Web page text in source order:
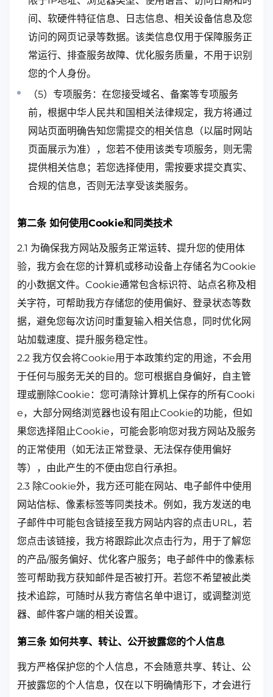
间、软硬件特征信息、日志信息、相关设备信息及您
访问的网页记录等数据。该类信息仅用于保障服务正
常运行、排查服务故障、优化服务质量，不用于识别
您的个人身份。
（5）专项服务：在您接受域名、备案等专项服务
前，根据中华人民共和国相关法律规定，我方将通过
网站页面明确告知您需提交的相关信息（以届时网站
页面展示为准），您若不使用该类专项服务，则无需
提供相关信息；若您选择使用，需按要求提交真实、
合规的信息，否则无法享受该类服务。
第二条 如何使用Cookie和同类技术
2.1 为确保我方网站及服务正常运转、提升您的使用体
验，我方会在您的计算机或移动设备上存储名为Cookie
的小数据文件。Cookie通常包含标识符、站点名称及相
关字符，可帮助我方存储您的使用偏好、登录状态等数
据，避免您每次访问时重复输入相关信息，同时优化网
站加载速度、提升服务稳定性。
2.2 我方仅会将Cookie用于本政策约定的用途，不会用
于任何与服务无关的目的。您可根据自身偏好，自主管
理或删除Cookie：您可清除计算机上保存的所有Cooki
e，大部分网络浏览器也设有阻止Cookie的功能，但如
果您选择阻止Cookie，可能会影响您对我方网站及服务
的正常使用（如无法正常登录、无法保存使用偏好
等），由此产生的不便由您自行承担。
2.3 除Cookie外，我方还可能在网站、电子邮件中使用
网站信标、像素标签等同类技术。例如，我方发送的电
子邮件中可能包含链接至我方网站内容的点击URL，若
您点击该链接，我方将跟踪此次点击行为，用于了解您
的产品/服务偏好、优化客户服务；电子邮件中的像素标
签可帮助我方获知邮件是否被打开。若您不希望被此类
技术追踪，可随时从我方寄信名单中退订，或调整浏览
器、邮件客户端的相关设置。
第三条 如何共享、转让、公开披露您的个人信息
我方严格保护您的个人信息，不会随意共享、转让、公
开披露您的个人信息，仅在以下明确情形下，才会进行